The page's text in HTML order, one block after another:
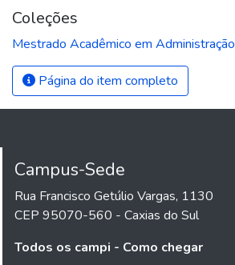
Coleções
Mestrado Acadêmico em Administração
Página do item completo
Campus-Sede
Rua Francisco Getúlio Vargas, 1130
CEP 95070-560 - Caxias do Sul
Todos os campi - Como chegar